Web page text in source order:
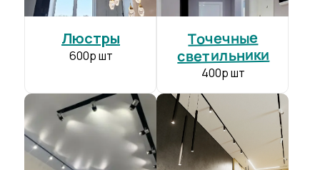
Люстры
600р шт
Точечные
светильники
400р шт
Гарантия:
от 215 р/м²
Прочнее чем полотно конкурентов
+
Производитель:
Германия